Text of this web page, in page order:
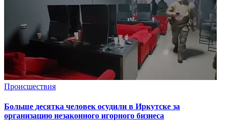
Происшествия
Больше десятка человек осудили в Иркутске за
организацию незаконного игорного бизнеса